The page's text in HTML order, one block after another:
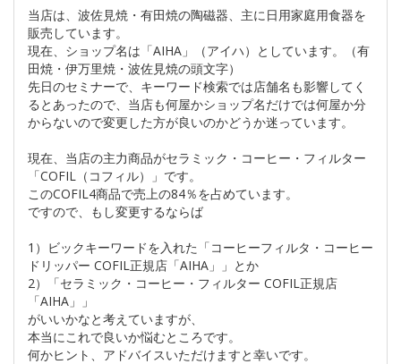
当店は、波佐見焼・有田焼の陶磁器、主に日用家庭用食器を
販売しています。
現在、ショップ名は「AIHA」（アイハ）としています。（有
田焼・伊万里焼・波佐見焼の頭文字）
先日のセミナーで、キーワード検索では店舗名も影響してく
るとあったので、当店も何屋かショップ名だけでは何屋か分
からないので変更した方が良いのかどうか迷っています。
現在、当店の主力商品がセラミック・コーヒー・フィルター
「COFIL（コフィル）」です。
このCOFIL4商品で売上の84％を占めています。
ですので、もし変更するならば
1）ビックキーワードを入れた「コーヒーフィルタ・コーヒー
ドリッパー COFIL正規店「AIHA」」とか
2）「セラミック・コーヒー・フィルター COFIL正規店
「AIHA」」
がいいかなと考えていますが、
本当にこれで良いか悩むところです。
何かヒント、アドバイスいただけますと幸いです。